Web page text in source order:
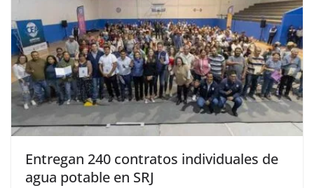
Entregan 240 contratos individuales de
agua potable en SRJ